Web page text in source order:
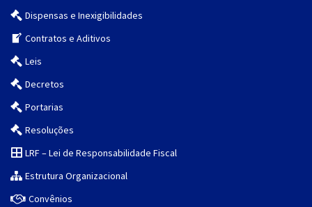
Dispensas e Inexigibilidades
Contratos e Aditivos
Leis
Decretos
Portarias
Resoluções
LRF – Lei de Responsabilidade Fiscal
Estrutura Organizacional
Convênios